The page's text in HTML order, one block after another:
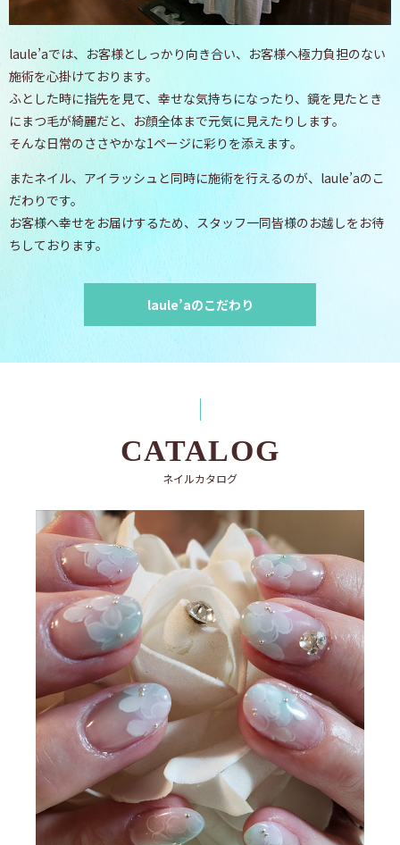
laule’aでは、お客様としっかり向き合い、お客様へ極力負担のない
施術を心掛けております。
ふとした時に指先を見て、幸せな気持ちになったり、 鏡を見たとき
にまつ毛が綺麗だと、お顔全体まで元気に見えたりします。
そんな日常のささやかな1ページに彩りを添えます。
またネイル、アイラッシュと同時に施術を行えるのが、laule’aのこ
だわりです。
お客様へ幸せをお届けするため、スタッフ一同皆様のお越しをお待
ちしております。
laule’aのこだわり
CATALOG
ネイルカタログ